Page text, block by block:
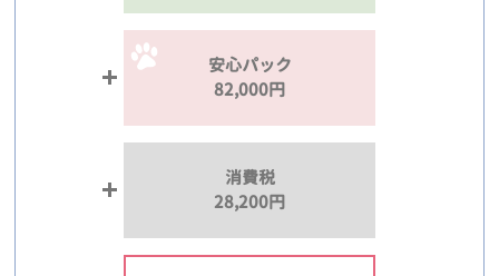
安心パック
82,000円
消費税
28,200円